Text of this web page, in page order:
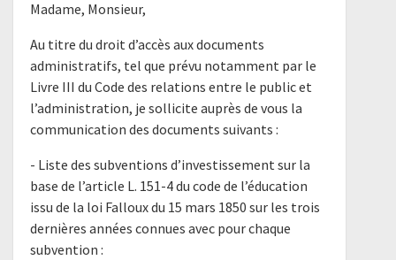
Madame, Monsieur,
Au titre du droit d’accès aux documents
administratifs, tel que prévu notamment par le
Livre III du Code des relations entre le public et
l’administration, je sollicite auprès de vous la
communication des documents suivants :
- Liste des subventions d’investissement sur la
base de l’article L. 151-4 du code de l’éducation
issu de la loi Falloux du 15 mars 1850 sur les trois
dernières années connues avec pour chaque
subvention :